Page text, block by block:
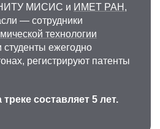
НИТУ МИСИС и ИМЕТ РАН ,
— сотрудники
технологии
ежегодно
регистрируют патенты
составляет 5 лет.